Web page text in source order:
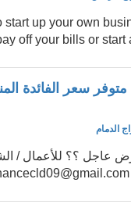
start up your own
off your bills or start
سعر الفائدة
الدمام
؟؟ للأعمال /